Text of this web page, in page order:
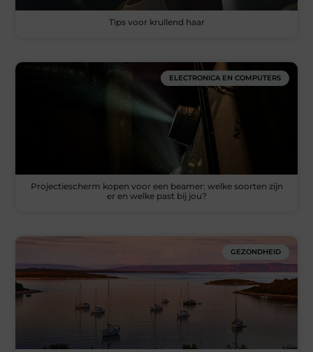
Tips voor krullend haar
ELECTRONICA EN COMPUTERS
Projectiescherm kopen voor een beamer: welke soorten zijn
er en welke past bij jou?
GEZONDHEID